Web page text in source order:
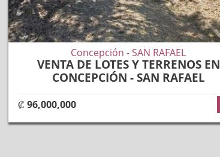
Concepción - SAN RAFAEL
VENTA DE LOTES Y TERRENOS EN
CONCEPCIÓN - SAN RAFAEL
₡ 96,000,000